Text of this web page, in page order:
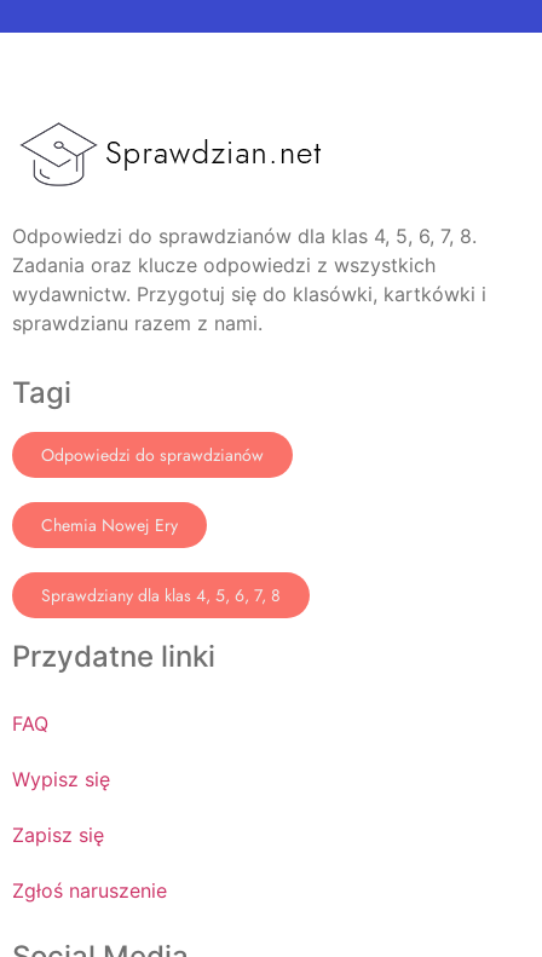
Odpowiedzi do sprawdzianów dla klas 4, 5, 6, 7, 8.
Zadania oraz klucze odpowiedzi z wszystkich
wydawnictw. Przygotuj się do klasówki, kartkówki i
sprawdzianu razem z nami.
Tagi
Odpowiedzi do sprawdzianów
Chemia Nowej Ery
Sprawdziany dla klas 4, 5, 6, 7, 8
Przydatne linki
FAQ
Wypisz się
Zapisz się
Zgłoś naruszenie